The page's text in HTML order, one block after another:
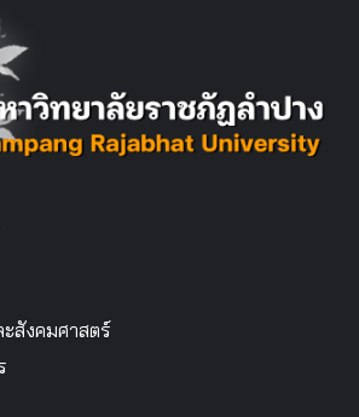
สังคมศาสตร์